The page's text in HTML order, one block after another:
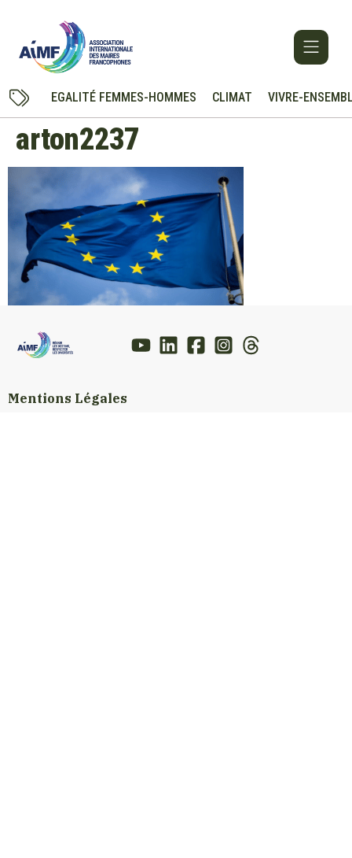
EGALITÉ FEMMES-HOMMES CLIMAT VIVRE-
arton2237
Mentions Légales